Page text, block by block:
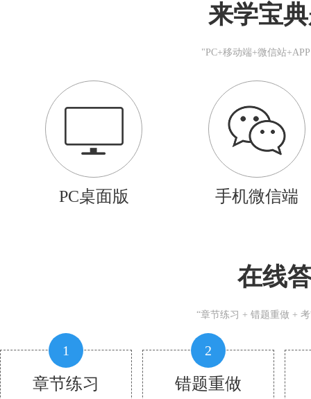
来学宝
"PC+移动端+微信站
PC桌面版 手机微信端
在线
“章节练习 + 错题重做 +
1
章节练习
2
错题重做